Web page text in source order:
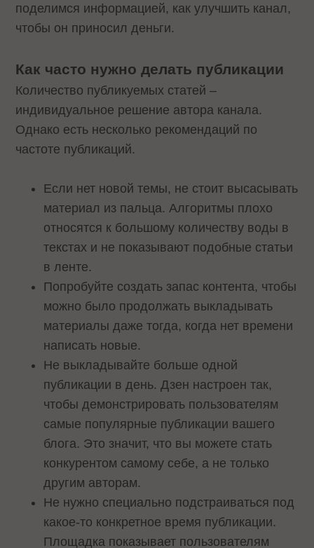
поделимся информацией, как улучшить канал,
чтобы он приносил деньги.
Как часто нужно делать публикации
Количество публикуемых статей –
индивидуальное решение автора канала.
Однако есть несколько рекомендаций по
частоте публикаций.
Если нет новой темы, не стоит высасывать
материал из пальца. Алгоритмы плохо
относятся к большому количеству воды в
текстах и не показывают подобные статьи
в ленте.
Попробуйте создать запас контента, чтобы
можно было продолжать выкладывать
материалы даже тогда, когда нет времени
написать новые.
Не выкладывайте больше одной
публикации в день. Дзен настроен так,
чтобы демонстрировать пользователям
самые популярные публикации вашего
блога. Это значит, что вы можете стать
конкурентом самому себе, а не только
другим авторам.
Не нужно специально подстраиваться под
какое-то конкретное время публикации.
Площадка показывает пользователям